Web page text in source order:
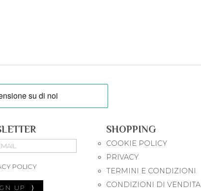
POLICY
UP ⟩
SHOPPING
COOKIE POLICY
PRIVACY
TERMINI E CONDIZIONI
CONDIZIONI DI VENDITA